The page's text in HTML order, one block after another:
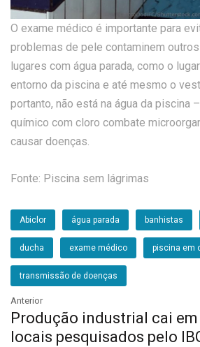
O exame médico é importante para
problemas de pele contaminem
lugares com água parada, como o
entorno da piscina e até mesmo o
portanto, não está na água da piscina
químico com cloro combate
causar doenças.
Fonte: Piscina sem lágrimas
Abiclor água parada banhistas
ducha exame médico piscina em
transmissão de doenças
Anterior
Produção industrial cai em
locais pesquisados pelo